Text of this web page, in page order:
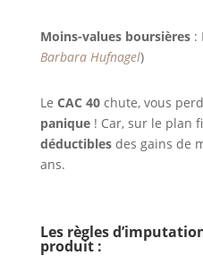
Moins-values boursières:
Barbara Hufnagel)
Le CAC 40chute, vous
panique! Car, sur le plan
déductiblesdes gains de
ans.
Les règles
produit :